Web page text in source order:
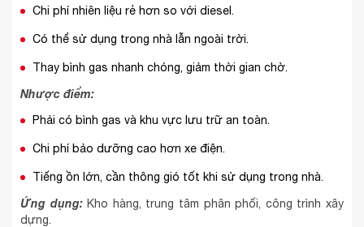
Chi phí nhiên liệu rẻ hơn so với diesel.
Có thể sử dụng trong nhà lẫn ngoài trời.
Thay bình gas nhanh chóng, giảm thời gian chờ.
Nhược điểm:
Phải có bình gas và khu vực lưu trữ an toàn.
Chi phí bảo dưỡng cao hơn xe điện.
Tiếng ồn lớn, cần thông gió tốt khi sử dụng trong nhà.
Ứng dụng: Kho hàng, trung tâm phân phối, công trình xây
dựng.